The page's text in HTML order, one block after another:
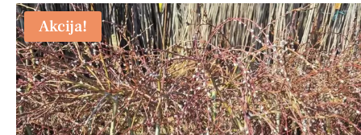
Akcija!